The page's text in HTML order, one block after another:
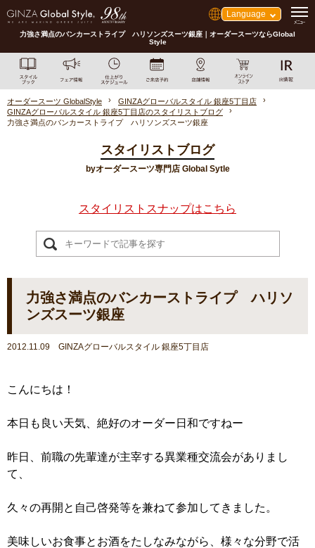
Language
力強さ満点のバンカーストライプ ハリソンズスーツ銀座｜オーダースーツならGlobal
Style
オーダースーツ GlobalStyle
GINZAグローバルスタイル 銀座5丁目店
GINZAグローバルスタイル 銀座5丁目店のスタイリストブログ
力強さ満点のバンカーストライプ ハリソンズスーツ銀座
スタイリストブログ
byオーダースーツ専門店 Global Sytle
スタイリストスナップはこちら
力強さ満点のバンカーストライプ ハリソ
ンズスーツ銀座
2012.11.09 GINZAグローバルスタイル 銀座5丁目店
こんにちは！
本日も良い天気、絶好のオーダー日和ですねー
昨日、前職の先輩達が主宰する異業種交流会がありまし
て、
久々の再開と自己啓発等を兼ねて参加してきました。
美味しいお食事とお酒をたしなみながら、様々な分野で活